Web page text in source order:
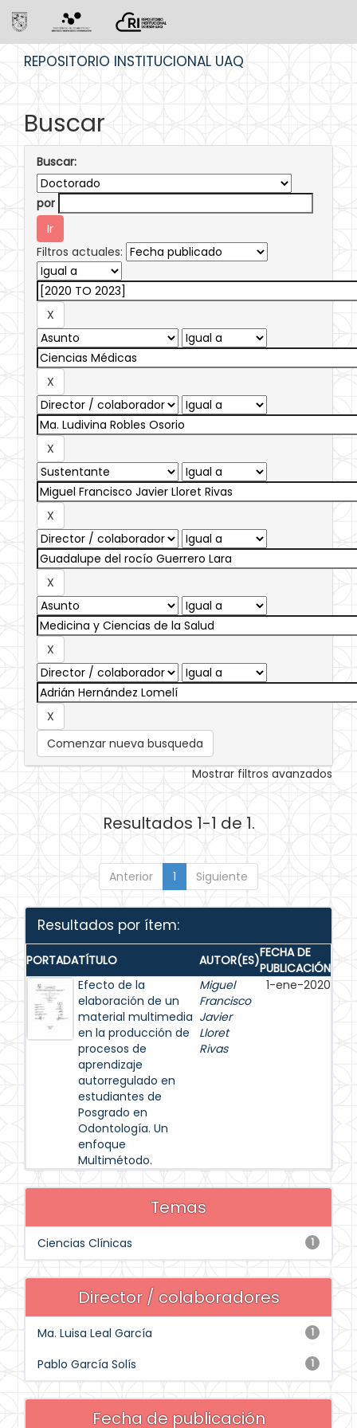
REPOSITORIO INSTITUCIONAL UAQ
Buscar
Buscar:
por
Filtros actuales:
Comenzar nueva busqueda
Mostrar filtros avanzados
Resultados 1-1 de 1.
Anterior 1 Siguiente
Resultados por ítem:
PORTADATÍTULO AUTOR(ES)FECHA DE
PUBLICACIÓN
Efecto de la
elaboración de un
material multimedia
en la producción de
procesos de
aprendizaje
autorregulado en
estudiantes de
Posgrado en
Odontología. Un
enfoque
Multimétodo.
Miguel
Francisco
Javier
Lloret
Rivas
1-ene-2020
Temas
1
Ciencias Clínicas
Director / colaboradores
1
Ma. Luisa Leal García
1
Pablo García Solís
Fecha de publicación